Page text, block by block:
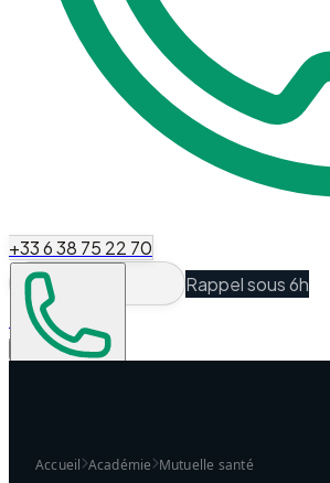
+33 6 38 75 22 70
Rappel sous 6h
Espace Client
Accueil Académie Mutuelle santé